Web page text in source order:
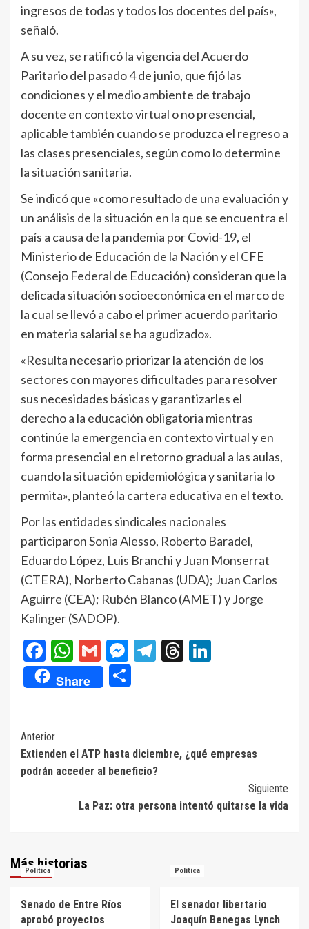
ingresos de todas y todos los docentes del país»,
señaló.
A su vez, se ratificó la vigencia del Acuerdo
Paritario del pasado 4 de junio, que fijó las
condiciones y el medio ambiente de trabajo
docente en contexto virtual o no presencial,
aplicable también cuando se produzca el regreso a
las clases presenciales, según como lo determine
la situación sanitaria.
Se indicó que «como resultado de una evaluación y
un análisis de la situación en la que se encuentra el
país a causa de la pandemia por Covid-19, el
Ministerio de Educación de la Nación y el CFE
(Consejo Federal de Educación) consideran que la
delicada situación socioeconómica en el marco de
la cual se llevó a cabo el primer acuerdo paritario
en materia salarial se ha agudizado».
«Resulta necesario priorizar la atención de los
sectores con mayores dificultades para resolver
sus necesidades básicas y garantizarles el
derecho a la educación obligatoria mientras
continúe la emergencia en contexto virtual y en
forma presencial en el retorno gradual a las aulas,
cuando la situación epidemiológica y sanitaria lo
permita», planteó la cartera educativa en el texto.
Por las entidades sindicales nacionales
participaron Sonia Alesso, Roberto Baradel,
Eduardo López, Luis Branchi y Juan Monserrat
(CTERA), Norberto Cabanas (UDA); Juan Carlos
Aguirre (CEA); Rubén Blanco (AMET) y Jorge
Kalinger (SADOP).
Facebook
WhatsApp
GmailMessenger
Telegram
Threads
Share
Navegación
de
entradas
Anterior
Extienden el ATP hasta diciembre, ¿qué empresas
podrán acceder al beneficio?
Siguiente
La Paz: otra persona intentó quitarse la vida
Más historias
Política
Senado de Entre Ríos
aprobó proyectos
Política
El senador libertario
Joaquín Benegas Lynch